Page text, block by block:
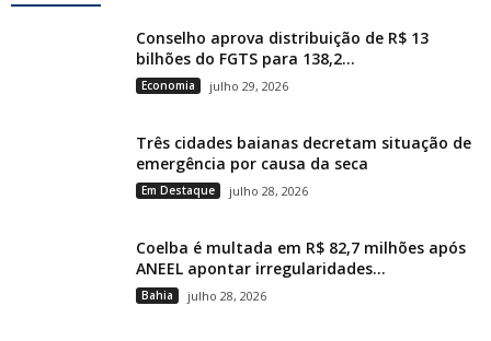
Conselho aprova distribuição de R$ 13
bilhões do FGTS para 138,2...
Economia julho 29, 2026
Três cidades baianas decretam situação de
emergência por causa da seca
Em Destaque julho 28, 2026
Coelba é multada em R$ 82,7 milhões após
ANEEL apontar irregularidades...
Bahia julho 28, 2026